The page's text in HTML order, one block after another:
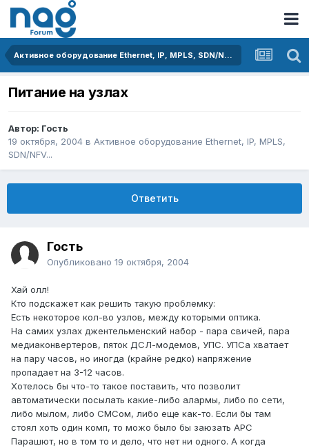
Активное оборудование Ethernet, IP, MPLS, SDN/NFV...
Питание на узлах
Автор: Гость
19 октября, 2004 в Активное оборудование Ethernet, IP, MPLS,
SDN/NFV...
Ответить
Гость
Опубликовано 19 октября, 2004
Хай олл!
Кто подскажет как решить такую проблемку:
Есть некоторое кол-во узлов, между которыми оптика.
На самих узлах джентельменский набор - пара свичей, пара
медиаконвертеров, пяток ДСЛ-модемов, УПС. УПСа хватает
на пару часов, но иногда (крайне редко) напряжение
пропадает на 3-12 часов.
Хотелось бы что-то такое поставить, что позволит
автоматически посылать какие-либо алармы, либо по сети,
либо мылом, либо СМСом, либо еще как-то. Если бы там
стоял хоть один комп, то можо было бы заюзать АРС
Парашют, но в том то и дело, что нет ни одного. А когда